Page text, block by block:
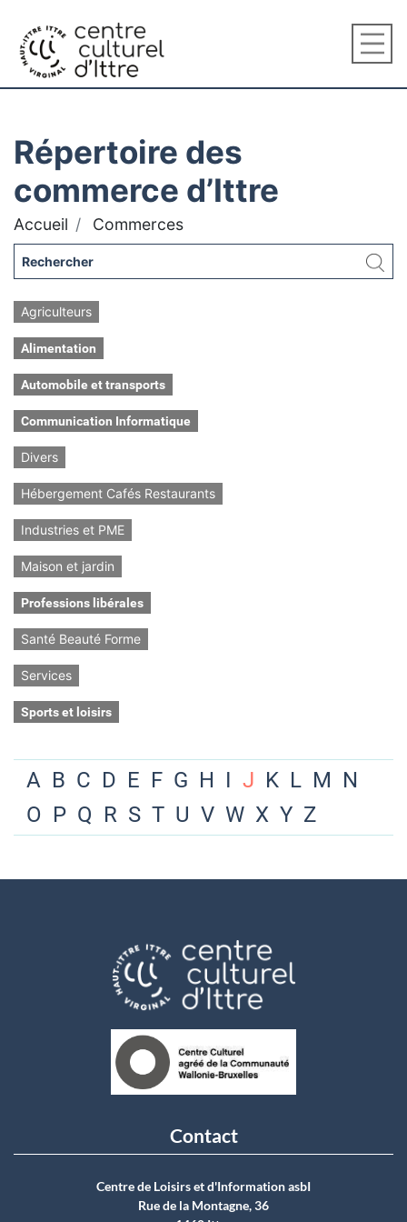
Répertoire des
commerce d’Ittre
Accueil Commerces
Agriculteurs
Alimentation
Automobile et transports
Communication Informatique
Divers
Hébergement Cafés Restaurants
Industries et PME
Maison et jardin
Professions libérales
Santé Beauté Forme
Services
Sports et loisirs
A B C D E F G H I J K L M N
O P Q R S T U V W X Y Z
Contact
Centre de Loisirs et d'Information asbI
Rue de la Montagne, 36